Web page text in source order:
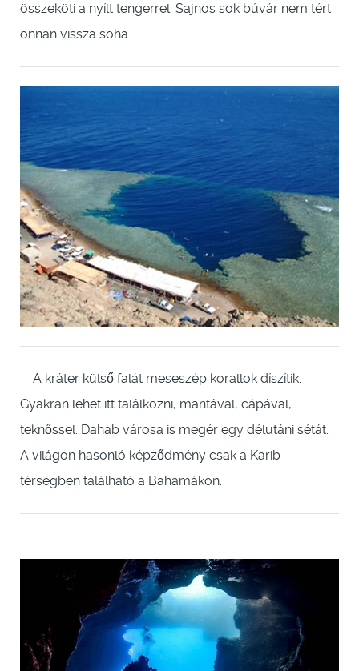
összeköti a nyílt tengerrel. Sajnos sok búvár nem tért
onnan vissza soha.
A kráter külső falát meseszép korallok díszítik.
Gyakran lehet itt találkozni, mantával, cápával,
teknőssel. Dahab városa is megér egy délutáni sétát.
A világon hasonló képződmény csak a Karib
térségben található a Bahamákon.